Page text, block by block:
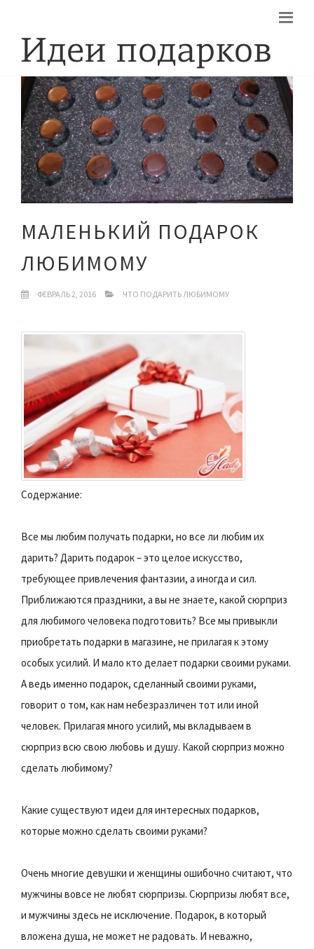
МАЛЕНЬКИЙ ПОДАРОК
ЛЮБИМОМУ
ФЕВРАЛЬ 2, 2016 ЧТО ПОДАРИТЬ ЛЮБИМОМУ
Содержание:
Все мы любим получать подарки, но все ли любим их
дарить? Дарить подарок – это целое искусство,
требующее привлечения фантазии, а иногда и сил.
Приближаются праздники, а вы не знаете, какой сюрприз
для любимого человека подготовить? Все мы привыкли
приобретать подарки в магазине, не прилагая к этому
особых усилий. И мало кто делает подарки своими руками.
А ведь именно подарок, сделанный своими руками,
говорит о том, как нам небезразличен тот или иной
человек. Прилагая много усилий, мы вкладываем в
сюрприз всю свою любовь и душу. Какой сюрприз можно
сделать любимому?
Какие существуют идеи для интересных подарков,
которые можно сделать своими руками?
Очень многие девушки и женщины ошибочно считают, что
мужчины вовсе не любят сюрпризы. Сюрпризы любят все,
и мужчины здесь не исключение. Подарок, в который
вложена душа, не может не радовать. И неважно,